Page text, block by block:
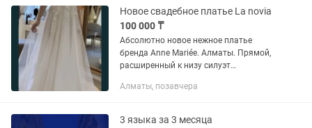
Новое свадебное платье La novia
100 000 ₸
Абсолютно новое нежное платье
бренда Anne Mariée. Алматы. Прямой,
расширенный к низу силуэт
французское кружево с ручной
деталь на...
Алматы, позавчера
3 языка за 3 месяца